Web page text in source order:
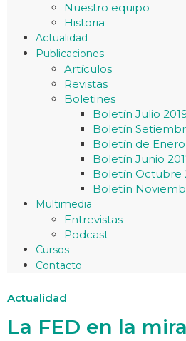
Nuestro equipo
Historia
Actualidad
Publicaciones
Artículos
Revistas
Boletines
Boletín Julio
Boletín
Boletín de Enero
Boletín Junio
Boletín Octubre
Boletín
Multimedia
Entrevistas
Podcast
Cursos
Contacto
Actualidad
La FED en la